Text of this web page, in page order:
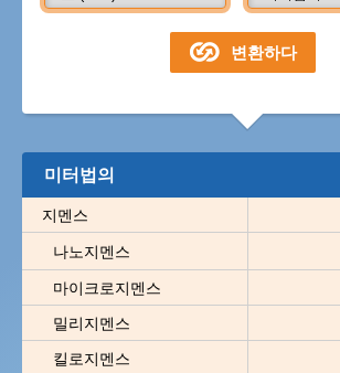
미터법의
지멘스
나노지멘스
마이크로지멘스
밀리지멘스
킬로지멘스